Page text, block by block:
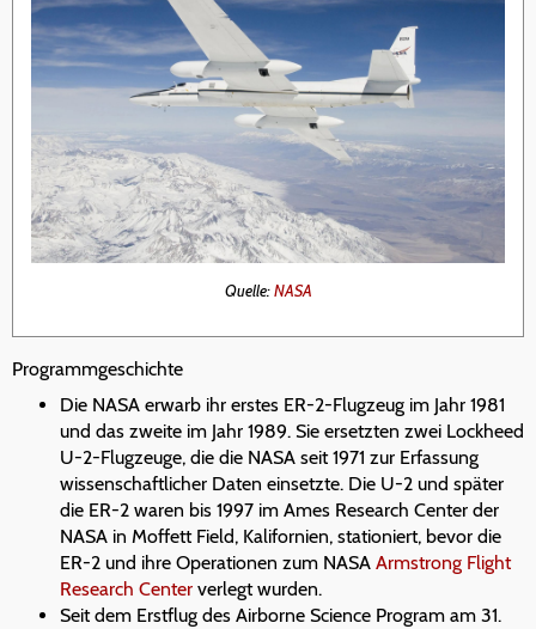
Quelle:NASA
Programmgeschichte
Die NASA erwarb ihr erstes ER-2-Flugzeug im Jahr 1981
und das zweite im Jahr 1989. Sie ersetzten zwei Lockheed
U-2-Flugzeuge, die die NASA seit 1971 zur Erfassung
wissenschaftlicher Daten einsetzte. Die U-2 und später
die ER-2 waren bis 1997 im Ames Research Center der
NASA in Moffett Field, Kalifornien, stationiert, bevor die
ER-2 und ihre Operationen zum NASA Armstrong Flight
Research Center verlegt wurden.
Seit dem Erstflug des Airborne Science Program am 31.